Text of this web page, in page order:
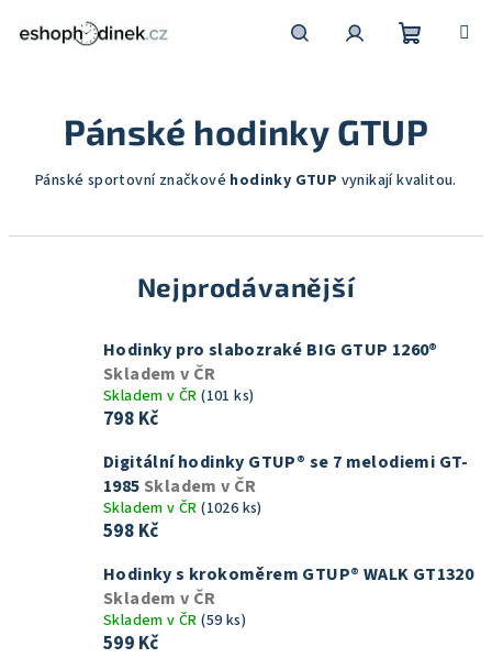
košík
Pánské hodinky GTUP
Pánské sportovní značkové hodinky GTUP vynikají kvalitou.
Nejprodávanější
Hodinky pro slabozraké BIG GTUP 1260®
Skladem v ČR
Skladem v ČR(101 ks)
798 Kč
Digitální hodinky GTUP® se 7 melodiemi GT-
1985 Skladem v ČR
Skladem v ČR(1026 ks)
598 Kč
Hodinky s krokoměrem GTUP® WALK GT1320
Skladem v ČR
Skladem v ČR(59 ks)
599 Kč